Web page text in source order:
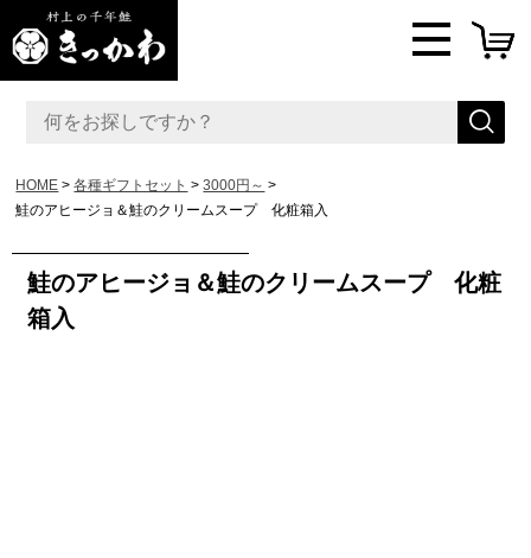
HOME 各種ギフトセット
3000円～
鮭のアヒージョ＆鮭のクリームスープ 化粧箱入
鮭のアヒージョ＆鮭のクリームスープ 化粧
箱入